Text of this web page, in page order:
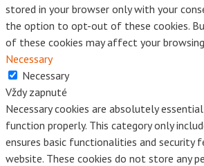
stored in your browser only with your
the option to opt-out of these cookies.
of these cookies may affect your
Necessary
Necessary
Vždy zapnuté
Necessary cookies are absolutely
function properly. This category only
ensures basic functionalities and security
website. These cookies do not store any